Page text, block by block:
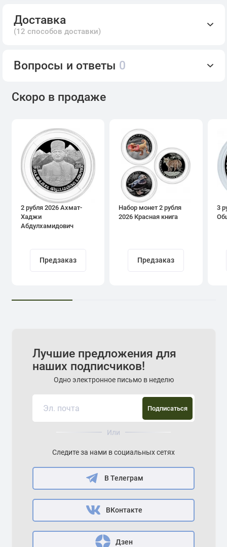
Доставка
(12 способов доставки)
Вопросы и ответы 0
Скоро в продаже
2 рубля 2026 Ахмат-
Хаджи
Абдулхамидович
Предзаказ
Набор монет 2 рубля
2026 Красная книга
Предзаказ
3
Лучшие предложения для
наших подписчиков!
Одно электронное письмо в неделю
Подписаться
Или
Следите за нами в социальных сетях
В Телеграм
ВКонтакте
Дзен